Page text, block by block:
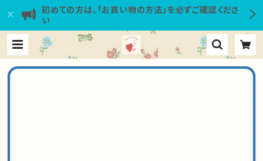
初めての方は、「お買い物の方法」を必ずご確認くださ
い